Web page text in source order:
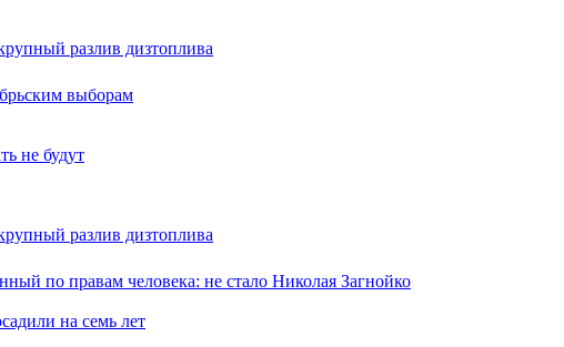
разлив дизтоплива
выборам
не будут
разлив дизтоплива
по правам человека: не стало Николая Загнойко
на семь лет